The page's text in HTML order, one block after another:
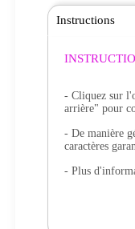
Instructions
- Cliquez sur
arrière" pour
- De manière
caractères
- Plus